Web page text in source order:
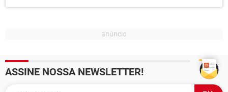
ASSINE NOSSA NEWSLETTER!